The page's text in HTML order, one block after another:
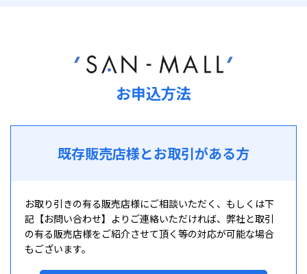
お申込方法
既存販売店様とお取引がある方
お取り引きの有る販売店様にご相談いただく、もしくは下
記【お問い合わせ】よりご連絡いただければ、弊社と取引
の有る販売店様をご紹介させて頂く等の対応が可能な場合
もございます。